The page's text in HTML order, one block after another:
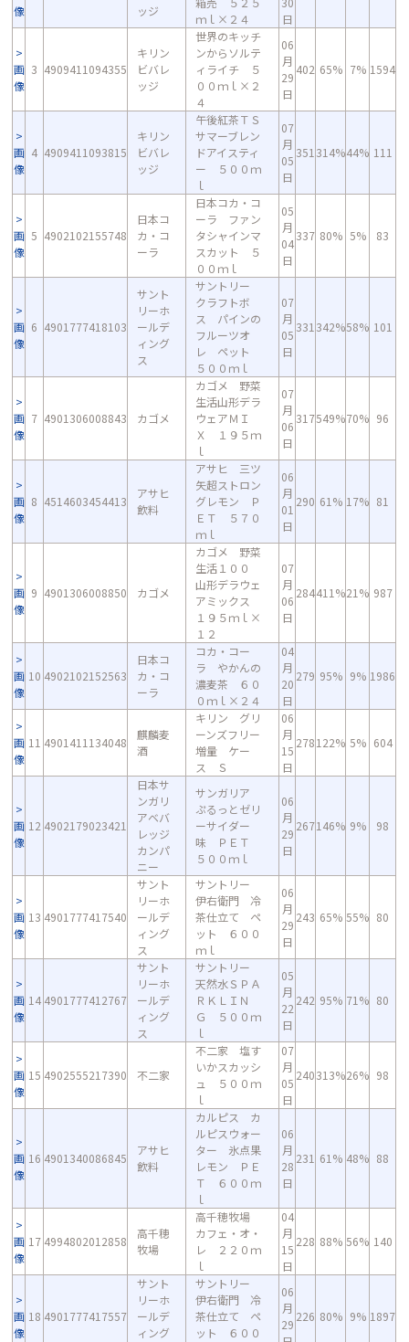
像
ッジ
ｍｌ×２４
日
画
像
3 4909411094355
キリン
ビバレ
ッジ
世界のキッチ
ンからソルテ
ィライチ ５
００ｍｌ×２
４
06
月
29
日
402 65% 7% 1594
画
像
4 4909411093815
キリン
ビバレ
ッジ
午後紅茶ＴＳ
サマーブレン
ドアイスティ
ー ５００ｍ
ｌ
07
月
05
日
351 314%44% 111
画
像
5 4902102155748
日本コ
カ・コ
ーラ
日本コカ・コ
ーラ ファン
タシャインマ
スカット ５
００ｍｌ
05
月
04
日
337 80% 5% 83
画
像
6 4901777418103
サント
リーホ
ールデ
ィング
ス
サントリー
クラフトボ
ス パインの
フルーツオ
レ ペット
５００ｍｌ
07
月
05
日
331 342%58% 101
画
像
7 4901306008843 カゴメ
カゴメ 野菜
生活山形デラ
ウェアＭＩ
Ｘ １９５ｍ
ｌ
07
月
06
日
317549%70% 96
画
像
8 4514603454413
アサヒ
飲料
アサヒ 三ツ
矢超ストロン
グレモン Ｐ
ＥＴ ５７０
ｍｌ
06
月
01
日
290 61% 17% 81
画
像
9 4901306008850 カゴメ
カゴメ 野菜
生活１００
山形デラウェ
アミックス
１９５ｍｌ×
１２
07
月
06
日
284411%21% 987
画
像
10 4902102152563
日本コ
カ・コ
ーラ
コカ・コー
ラ やかんの
濃麦茶 ６０
０ｍｌ×２４
04
月
20
日
279 95% 9% 1986
画
像
11 4901411134048
麒麟麦
酒
キリン グリ
ーンズフリー
増量 ケー
ス Ｓ
06
月
15
日
278122% 5% 604
画
像
12 4902179023421
日本サ
ンガリ
アベバ
レッジ
カンパ
ニー
サンガリア
ぷるっとゼリ
ーサイダー
味 ＰＥＴ
５００ｍｌ
06
月
29
日
267146% 9% 98
画
像
13 4901777417540
サント
リーホ
ールデ
ィング
ス
サントリー
伊右衛門 冷
茶仕立て ペ
ット ６００
ｍｌ
06
月
29
日
243 65% 55% 80
画
像
14 4901777412767
サント
リーホ
ールデ
ィング
ス
サントリー
天然水ＳＰＡ
ＲＫＬＩＮ
Ｇ ５００ｍ
ｌ
05
月
22
日
242 95% 71% 80
画
像
15 4902555217390 不二家
不二家 塩す
いかスカッシ
ュ ５００ｍ
ｌ
07
月
05
日
240313%26% 98
画
像
16 4901340086845
アサヒ
飲料
カルピス カ
ルピスウォー
ター 氷点果
レモン ＰＥ
Ｔ ６００ｍ
ｌ
06
月
28
日
231 61% 48% 88
画
像
17 4994802012858
高千穂
牧場
高千穂牧場
カフェ・オ・
レ ２２０ｍ
ｌ
04
月
15
日
228 88% 56% 140
画
像
18 4901777417557
サント
リーホ
ールデ
ィング
サントリー
伊右衛門 冷
茶仕立て ペ
ット ６００
06
月
29
226 80% 9% 1897